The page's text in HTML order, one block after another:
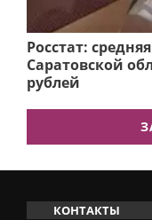
Росстат:
Саратовской
рублей
КОНТАКТЫ